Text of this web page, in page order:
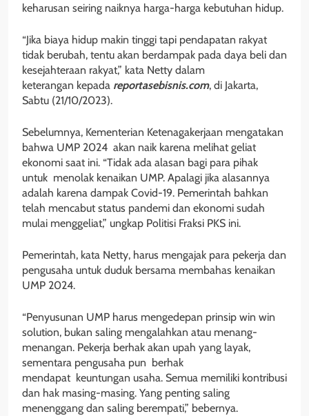
keharusan seiring naiknya harga-harga kebutuhan hidup.
“Jika biaya hidup makin tinggi tapi pendapatan rakyat
tidak berubah, tentu akan berdampak pada daya beli dan
kesejahteraan rakyat,” kata Netty dalam
keterangan kepada reportasebisnis.com, di Jakarta,
Sabtu (21/10/2023).
Sebelumnya, Kementerian Ketenagakerjaan mengatakan
bahwa UMP 2024 akan naik karena melihat geliat
ekonomi saat ini. “Tidak ada alasan bagi para pihak
untuk menolak kenaikan UMP. Apalagi jika alasannya
adalah karena dampak Covid-19. Pemerintah bahkan
telah mencabut status pandemi dan ekonomi sudah
mulai menggeliat,” ungkap Politisi Fraksi PKS ini.
Pemerintah, kata Netty, harus mengajak para pekerja dan
pengusaha untuk duduk bersama membahas kenaikan
UMP 2024.
“Penyusunan UMP harus mengedepan prinsip win win
solution, bukan saling mengalahkan atau menang-
menangan. Pekerja berhak akan upah yang layak,
sementara pengusaha pun berhak
mendapat keuntungan usaha. Semua memiliki kontribusi
dan hak masing-masing. Yang penting saling
menenggang dan saling berempati,” bebernya.